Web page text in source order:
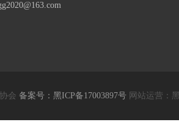
会 备案号：黑ICP备17003897号 网站运营：